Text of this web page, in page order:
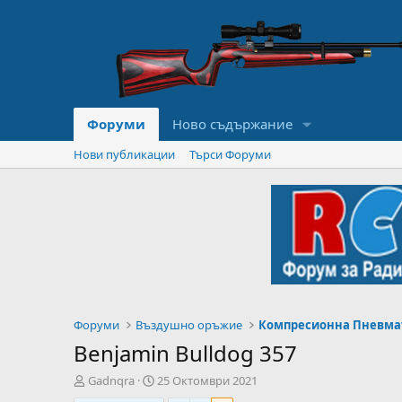
Форуми Ново съдържание
Нови публикации Търси Форуми
Форуми Въздушно оръжие Компресионна
Benjamin Bulldog 357
А
в
Gadnqra
Н
а
25 Октомври 2021